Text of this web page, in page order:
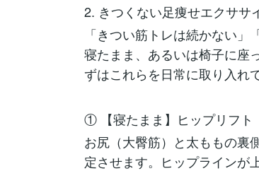
2. きつくない足痩せエクササ
「きつい筋トレは続かない」
寝たまま、あるいは椅子に座
ずはこれらを日常に取り入れ
① 【寝たまま】ヒップリフト
お尻（大臀筋）と太ももの裏
定させます。ヒップラインが